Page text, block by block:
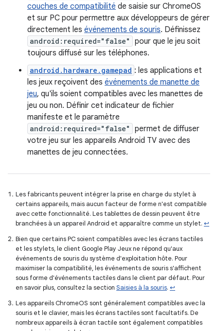
couches de compatibilité de saisie sur ChromeOS
et sur PC pour permettre aux développeurs de gérer
directement les événements de souris. Définissez
android:required="false"
pour que le jeu soit
toujours diffusé sur les téléphones.
android.hardware.gamepad : les applications et
les jeux reçoivent des événements de manette de
jeu, qu'ils soient compatibles avec les manettes de
jeu ou non. Définir cet indicateur de fichier
manifeste et le paramètre
android:required="false"
permet de diffuser
votre jeu sur les appareils Android TV avec des
manettes de jeu connectées.
Les fabricants peuvent intégrer la prise en charge du stylet à
certains appareils, mais aucun facteur de forme n'est compatible
avec cette fonctionnalité. Les tablettes de dessin peuvent être
branchées à un appareil Android et apparaître comme un stylet. ↩
Bien que certains PC soient compatibles avec les écrans tactiles
et les stylets, le client Google Play Jeux ne répond qu'aux
événements de souris du système d'exploitation hôte. Pour
maximiser la compatibilité, les événements de souris s'affichent
sous forme d'événements tactiles dans le client par défaut. Pour
en savoir plus, consultez la section Saisies à la souris. ↩
Les appareils ChromeOS sont généralement compatibles avec la
souris et le clavier, mais les écrans tactiles sont facultatifs. De
nombreux appareils à écran tactile sont également compatibles